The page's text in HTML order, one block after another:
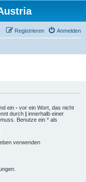
Anmelden
Registrieren
ein - vor ein Wort, das nicht
durch | innerhalb einer
Benutze ein * als
verwenden